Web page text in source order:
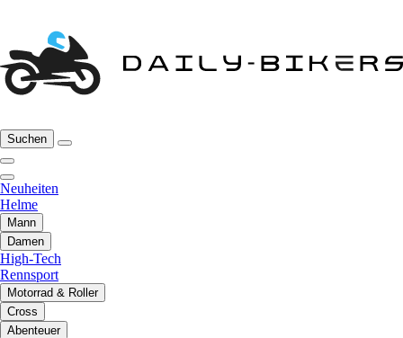
Suchen
Neuheiten
Helme
Mann
Damen
High-Tech
Rennsport
Motorrad & Roller
Cross
Abenteuer